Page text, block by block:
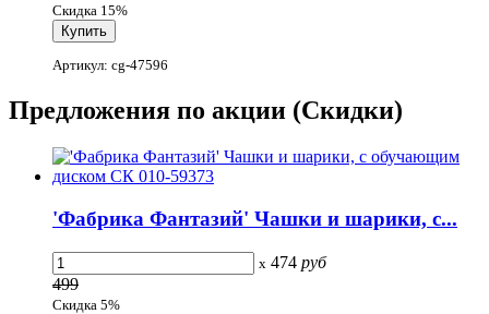
Скидка 15%
Артикул: cg-47596
Предложения по акции (Скидки)
'Фабрика Фантазий' Чашки и шарики, с...
x 474 руб
499
Скидка 5%